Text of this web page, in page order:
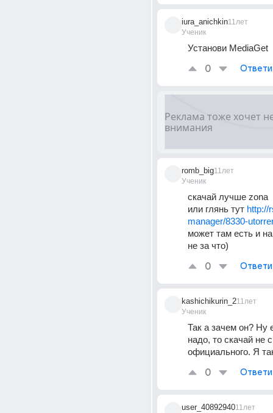
iura_anichkin
Ученик
11лет
Установи MediaGet
0
romb_big
Ученик
11лет
скачай лучше zona
или глянь тут http://
manager/8330-
может там есть и
не за что)
0
kashichikurin_2
Ученик
11лет
Так а зачем он? Ну
надо, то скачай не с
официального. Я
0
user_4089294011лет